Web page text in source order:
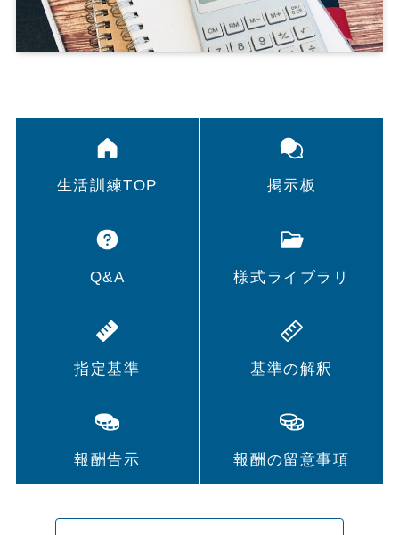
生活訓練TOP 掲示板
Q&A 様式ライブラリ
指定基準 基準の解釈
報酬告示 報酬の留意事項